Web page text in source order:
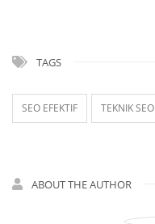
TAGS
SEO EFEKTIF TEKNIK SEO
ABOUT THE AUTHOR